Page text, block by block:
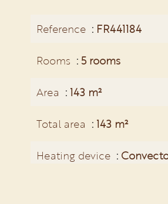
Reference FR441184
Rooms 5 rooms
Area 143 m²
Total area 143 m²
Heating device